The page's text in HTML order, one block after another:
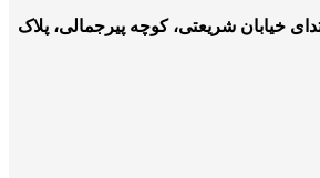
خیابان شریعتی، کوچه پیرجمالی، پلاک